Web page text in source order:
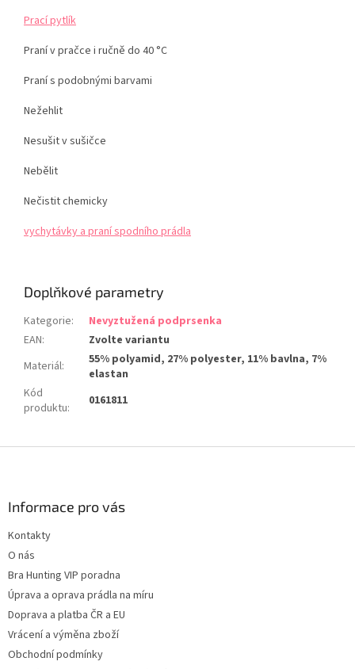
Prací pytlík
Praní v pračce i ručně do 40 °C
Praní s podobnými barvami
Nežehlit
Nesušit v sušičce
Nebělit
Nečistit chemicky
vychytávky a praní spodního prádla
Doplňkové parametry
Kategorie:
Nevyztužená podprsenka
EAN:
Zvolte variantu
Materiál:
55% polyamid, 27% polyester, 11% bavlna, 7%
elastan
Kód
produktu: 0161811
Informace pro vás
Kontakty
O nás
Bra Hunting VIP poradna
Úprava a oprava prádla na míru
Doprava a platba ČR a EU
Vrácení a výměna zboží
Obchodní podmínky